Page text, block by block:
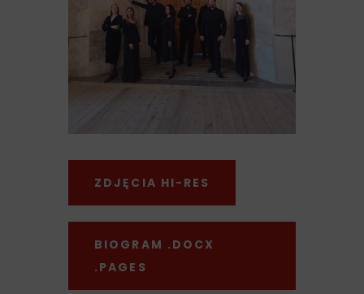
ZDJĘCIA HI-RES
BIOGRAM .DOCX
.PAGES